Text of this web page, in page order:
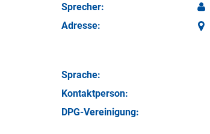
Sprecher:
Adresse:
Sprache:
Kontakt­person:
DPG-Vereinigung: